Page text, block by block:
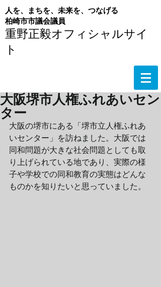
重野正毅オフィシャルサイ
ト
人を、まちを、未来を、つなげる
​柏崎市市議会議員
大阪堺市人権ふれあいセン
ター
大阪の堺市にある「堺市立人権ふれあ
いセンター」を訪ねました。大阪では
同和問題が大きな社会問題としても取
り上げられている地であり、実際の様
子や学校での同和教育の実態はどんな
ものかを知りたいと思っていました。